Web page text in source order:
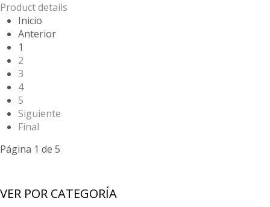
Product details
Inicio
Anterior
1
2
3
4
5
Siguiente
Final
Página 1 de 5
VER POR CATEGORÍA